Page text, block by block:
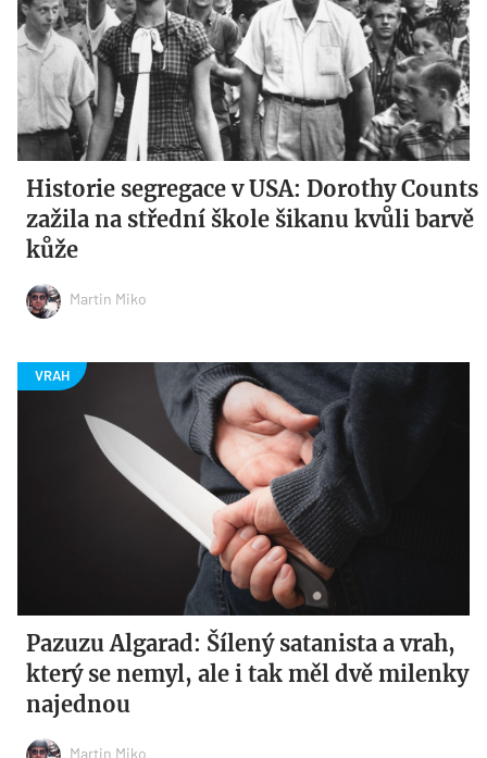
Historie segregace v USA: Dorothy Counts
zažila na střední škole šikanu kvůli barvě
kůže
Martin Miko
Pazuzu Algarad: Šílený satanista a vrah,
který se nemyl, ale i tak měl dvě milenky
najednou
Martin Miko